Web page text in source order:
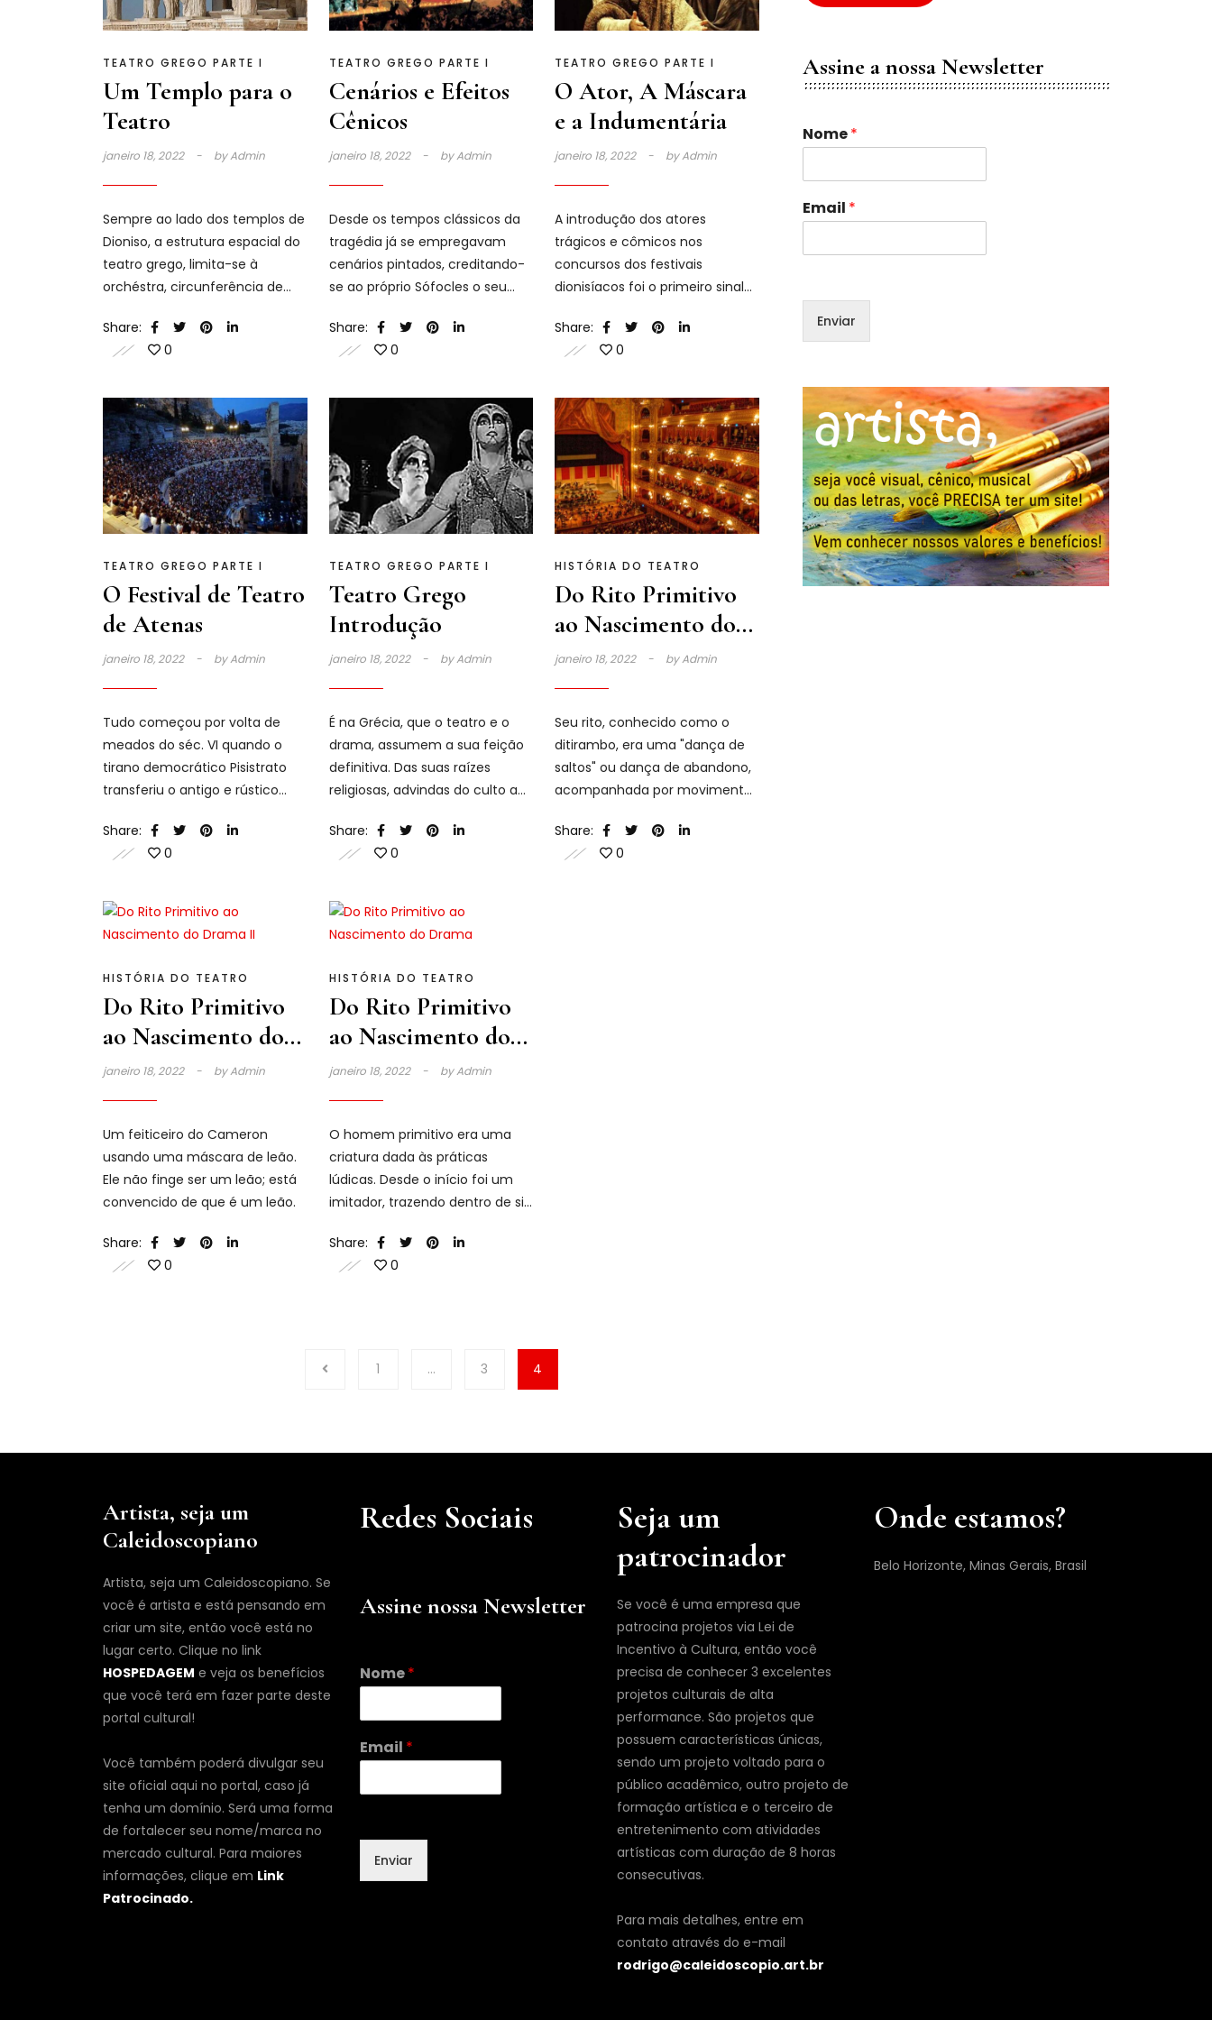
TEATRO GREGO PARTE I
Um Templo para o
Teatro
janeiro 18, 2022 byAdmin
Sempre ao lado dos templos de
Dioniso, a estrutura espacial do
teatro grego, limita-se à
orchéstra, circunferência de
imediações de um terreno em
declive.
Share:
0
TEATRO GREGO PARTE I
Cenários e Efeitos
Cênicos
janeiro 18, 2022 byAdmin
Desde os tempos clássicos da
tragédia já se empregavam
cenários pintados, creditando-
se ao próprio Sófocles o seu
Share:
0
TEATRO GREGO PARTE I
O Ator, A Máscara
e a Indumentária
janeiro 18, 2022 byAdmin
A introdução dos atores
trágicos e cômicos nos
concursos dos festivais
dionisíacos foi o primeiro sinal
Share:
0
TEATRO GREGO PARTE I
O Festival de Teatro
de Atenas
janeiro 18, 2022 byAdmin
Tudo começou por volta de
meados do séc. VI quando o
tirano democrático Pisistrato
transferiu o antigo e rústico
para o coração de Atenas.
Share:
0
TEATRO GREGO PARTE I
Teatro Grego
Introdução
janeiro 18, 2022 byAdmin
É na Grécia, que o teatro e o
drama, assumem a sua feição
definitiva. Das suas raízes
religiosas, advindas do culto a
Share:
0
HISTÓRIA DO TEATRO
Do Rito Primitivo
ao Nascimento do
Drama III
janeiro 18, 2022 byAdmin
Seu rito, conhecido como o
ditirambo, era uma "dança de
saltos" ou dança de abandono,
acompanhada por movimentos
apropriados.
Share:
0
HISTÓRIA DO TEATRO
Do Rito Primitivo
ao Nascimento do
Drama II
janeiro 18, 2022 byAdmin
Um feiticeiro do Cameron
usando uma máscara de leão.
Ele não finge ser um leão; está
convencido de que é um leão.
Share:
0
HISTÓRIA DO TEATRO
Do Rito Primitivo
ao Nascimento do
Drama
janeiro 18, 2022 byAdmin
O homem primitivo era uma
criatura dada às práticas
lúdicas. Desde o início foi um
imitador, trazendo dentro de si
outro".
Share:
0
1 … 3 4
Assine a nossa Newsletter
Nome*
E
m
i
o
e
Email *
Enviar
Artista, seja um
Caleidoscopiano
Artista, seja um Caleidoscopiano. Se
você é artista e está pensando em
criar um site, então você está no
lugar certo. Clique no link
HOSPEDAGEM e veja os benefícios
que você terá em fazer parte deste
portal cultural!
Você também poderá divulgar seu
site oficial aqui no portal, caso já
tenha um domínio. Será uma forma
de fortalecer seu nome/marca no
mercado cultural. Para maiores
informações, clique em Link
Patrocinado.
Redes Sociais
Assine nossa Newsletter
E
m
i
N
m
Nome*
Email *
Enviar
Seja um
patrocinador
Se você é uma empresa que
patrocina projetos via Lei de
Incentivo à Cultura, então você
precisa de conhecer 3 excelentes
projetos culturais de alta
performance. São projetos que
possuem características únicas,
sendo um projeto voltado para o
público acadêmico, outro projeto de
formação artística e o terceiro de
entretenimento com atividades
artísticas com duração de 8 horas
consecutivas.
Para mais detalhes, entre em
contato através do e-mail
rodrigo@caleidoscopio.art.br
Onde estamos?
Belo Horizonte, Minas Gerais, Brasil